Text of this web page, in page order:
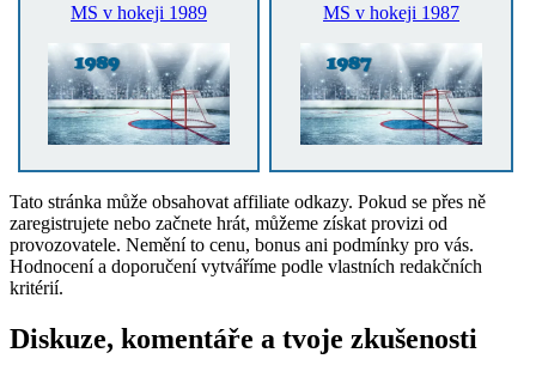
MS v hokeji 1989 MS v hokeji 1987
Tato stránka může obsahovat affiliate odkazy. Pokud se přes ně
zaregistrujete nebo začnete hrát, můžeme získat provizi od
provozovatele. Nemění to cenu, bonus ani podmínky pro vás.
Hodnocení a doporučení vytváříme podle vlastních redakčních
kritérií.
Diskuze, komentáře a tvoje zkušenosti